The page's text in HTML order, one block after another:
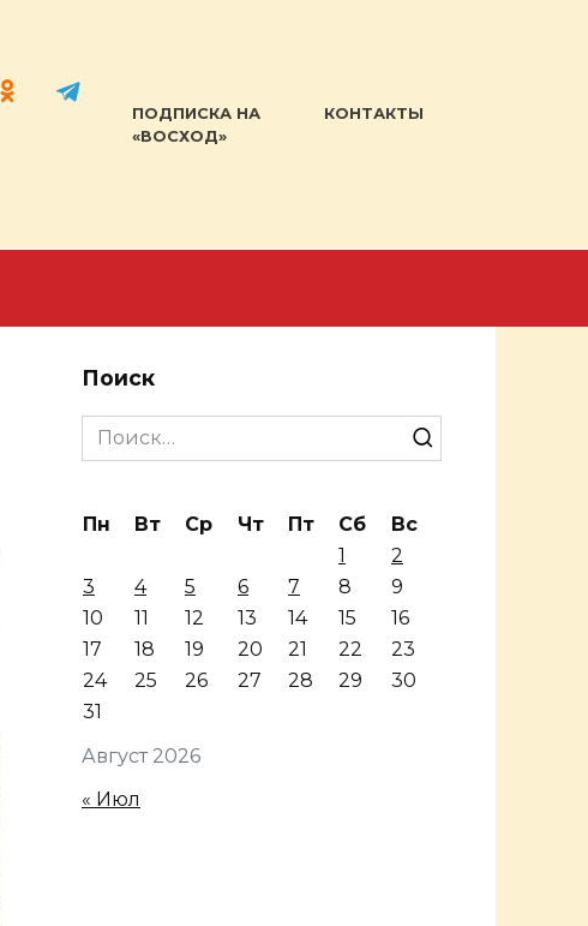
ПОДПИСКА НА
«ВОСХОД»
КОНТАКТЫ
Поиск
Search
for:
Август 2026
Пн Вт Ср Чт Пт Сб
Вс
1
2
3
4 5 6 7 8
9
10
11 12 13 14 15
16
17
18 19 20 21 22
23
24
25 26 27 28 29
30
31
« Июл